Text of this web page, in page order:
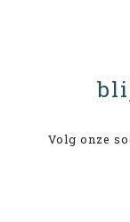
Volg onze